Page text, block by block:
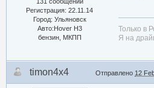
Регистрация: 22.11.14
Город: Ульяновск
Авто:Hover H3
бензин, МКПП
Только в
Я на
timon4x4 Отправлено 12